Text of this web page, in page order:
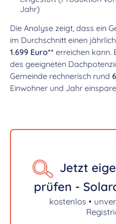
Jahr)
Die Analyse zeigt, dass ein
im Durchschnitt einen
1.699 Euro** erreichen kann.
des geeigneten
Gemeinde rechnerisch rund
Einwohner und Jahr
Jetzt
prüfen -
kostenlos •